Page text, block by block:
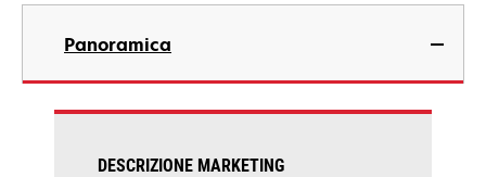
Panoramica
DESCRIZIONE MARKETING